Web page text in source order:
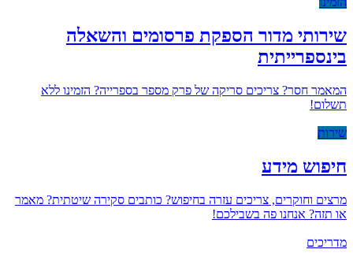
שירותי מדור הספקת פרסומים והשאלה
בינספרייתית
המאמר חסר? צריכים סריקה של פרק מספר בספרייה? הזמינו ללא
תשלום!
שירות
חיפוש מידע
מרצים וחוקרים, צריכים עזרה בחיפוש? כותבים סקירה שיטתית? מאמר
או תזה? אנחנו פה בשבילכם!
מדריכים